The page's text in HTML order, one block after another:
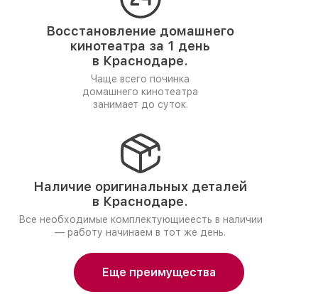
Восстановление домашнего
кинотеатра за 1 день
в Краснодаре.
Чаще всего починка
домашнего кинотеатра
занимает до суток.
Наличие оригинальных деталей
в Краснодаре.
Все необходимые комплектующиеесть в наличии
— работу начинаем в тот же день.
Еще преимущества